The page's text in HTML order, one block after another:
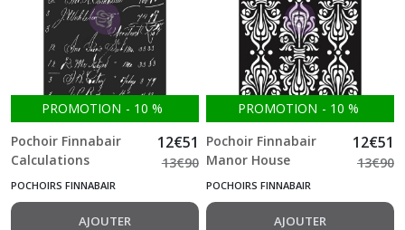
PROMOTION - 10 %
Pochoir Finnabair
Calculations
15.2*22.8 cm
12€51
13€90
POCHOIRS FINNABAIR
AJOUTER
PROMOTION - 10 %
Pochoir Finnabair
Manor House
15.2*22.8 cm
12€51
13€90
POCHOIRS FINNABAIR
AJOUTER
Afficher
résultats